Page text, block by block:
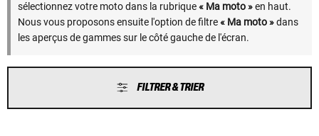
sélectionnez votre moto dans la rubrique« Ma moto »en haut.
Nous vous proposons ensuite l'option de filtre« Ma moto »dans
les aperçus de gammes sur le côté gauche de l'écran.
FILTRER & TRIER